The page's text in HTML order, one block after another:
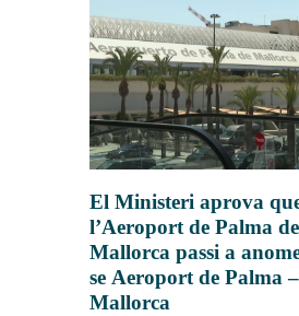
El Ministeri aprova
l’Aeroport de Palma de
Mallorca passi a
se Aeroport de Palma –
Mallorca